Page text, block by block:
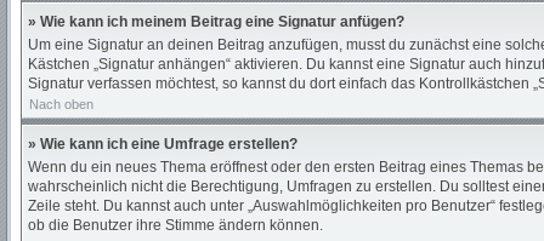
» Wie kann ich meinem Beitrag eine Signatur anfügen?
Um eine Signatur an deinen Beitrag anzufügen, musst du zunächst eine
Kästchen „Signatur anhängen“ aktivieren. Du kannst eine Signatur auch
Signatur verfassen möchtest, so kannst du dort einfach das Kontrollkästchen
Nach oben
» Wie kann ich eine Umfrage erstellen?
Wenn du ein neues Thema eröffnest oder den ersten Beitrag eines Themas
wahrscheinlich nicht die Berechtigung, Umfragen zu erstellen. Du solltest
Zeile steht. Du kannst auch unter „Auswahlmöglichkeiten pro Benutzer“
ob die Benutzer ihre Stimme ändern können.